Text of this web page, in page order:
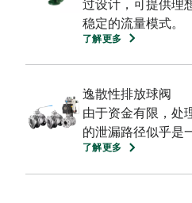
过设计，可提供理
稳定的流量模式。
了解更多
逸散性排放球阀
由于资金有限，处
的泄漏路径似乎是
了解更多